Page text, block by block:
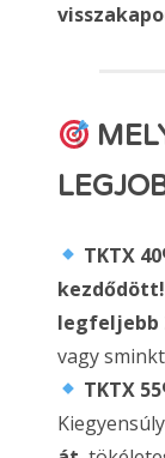
TKTX
legfeljebb
vagy
TKTX